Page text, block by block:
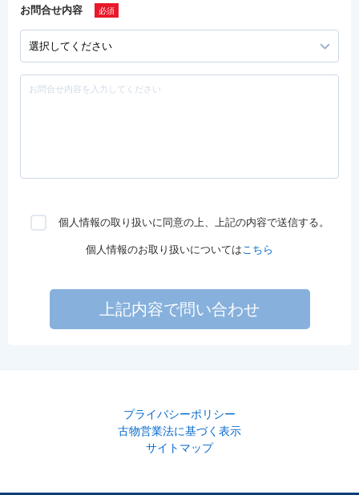
お問合せ内容
個人情報の取り扱いに同意の上、上記の内容で送信する。
個人情報のお取り扱いについてはこちら
上記内容で問い合わせ
プライバシーポリシー
古物営業法に基づく表示
サイトマップ